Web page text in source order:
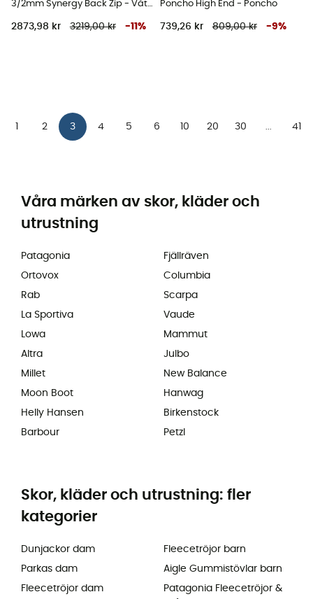
3/2mm Synergy Back Zip - Våtdräkt för surfing - Dam
2873,98 kr 3219,00 kr -11 %
Poncho High End - Poncho
739,26 kr 809,00 kr -9%
2 3 4 5 6 10 20 30 41
Våra märken av skor, kläder och
utrustning
Patagonia
Ortovox
Rab
La Sportiva
Lowa
Altra
Millet
Moon Boot
Helly Hansen
Barbour
Fjällräven
Columbia
Scarpa
Vaude
Mammut
Julbo
New Balance
Hanwag
Birkenstock
Petzl
Skor, kläder och utrustning: fler
kategorier
Dunjackor dam
Parkas dam
Fleecetröjor dam
Fleecetröjor barn
Aigle Gummistövlar barn
Patagonia Fleecetröjor &